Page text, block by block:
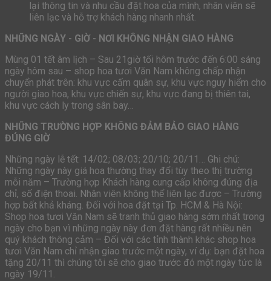
lại thông tin và nhu cầu đặt hoa của mình, nhân viên sẽ
liên lạc và hỗ trợ khách hàng nhanh nhất.
NHỮNG NGÀY - GIỜ - NƠI KHÔNG NHẬN GIAO HÀNG
Mùng 01 tết âm lịch – Sau 21giờ tối hôm trước đến 6:00 sáng
ngày hôm sau – shop hoa tươi Văn Nam không chấp nhận
chuyển phát trên: khu vực cấm quân sự, khu vực nguy hiểm cho
người giao hoa, khu vực chiến sự, khu vực đang bị thiên tai,
khu vực cách ly trong sân bay…
NHỮNG TRƯỜNG HỢP KHÔNG ĐẢM BẢO GIAO HÀNG
ĐÚNG GIỜ
Những ngày lễ tết: 14/02; 08/03; 20/10; 20/11… Ghi chú:
Những ngày này giá hoa thường thay đổi tùy theo thị trường
mỗi năm – Trường hợp Khách hàng cung cấp không đúng địa
chỉ, số điện thoai. Nhân viên không thể liên lạc được – Trường
hợp bất khả kháng. Đối với hoa đặt tại Tp. HCM & Hà Nội:
Shop hoa tươi Văn Nam sẽ tranh thủ giao hàng sớm nhất trong
ngày cho bạn vì những ngày này đơn đặt hàng rất nhiều nên
quý khách thông cảm – Đối với các tỉnh thành khác shop hoa
tươi Văn Nam chỉ nhận giao trước một ngày, ví dụ: bạn đặt hoa
tặng 20/11 thì chúng tôi sẽ cho giao trước đó một ngày tức là
ngày 19/11.